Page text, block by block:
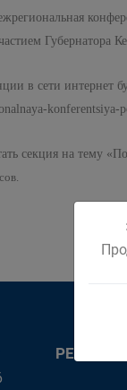
Губернатора
в сети
секция на тему